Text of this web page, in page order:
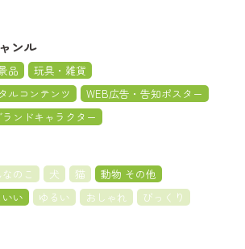
ンル
品
玩具・雑貨
ルコンテンツ
WEB広告・告知ポスター
ランドキャラクター
のこ 犬 猫
動物 その他
い ゆるい おしゃれ
びっくり